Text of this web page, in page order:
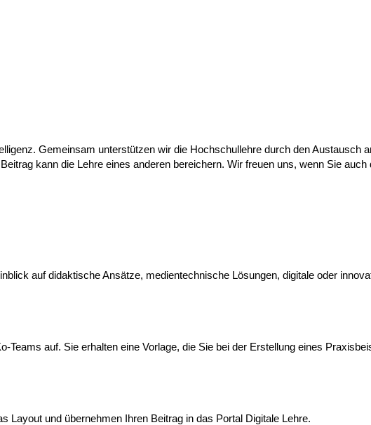
Gemeinsam unterstützen wir die Hochschullehre durch den Austausch
kann die Lehre eines anderen bereichern. Wir freuen uns, wenn Sie auch
auf didaktische Ansätze, medientechnische Lösungen, digitale oder
Teams auf. Sie erhalten eine Vorlage, die Sie bei der Erstellung eines
Layout und übernehmen Ihren Beitrag in das Portal Digitale Lehre.